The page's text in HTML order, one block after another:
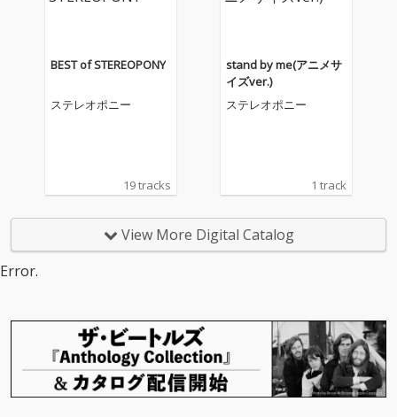
BEST of STEREOPONY
ステレオポニー
19 tracks
stand by me(アニメサ
イズver.)
ステレオポニー
1 track
View More Digital Catalog
Error.